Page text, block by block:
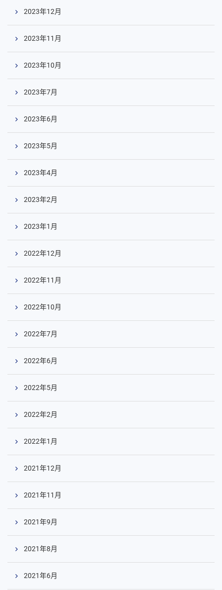
2023年12月
2023年11月
2023年10月
2023年7月
2023年6月
2023年5月
2023年4月
2023年2月
2023年1月
2022年12月
2022年11月
2022年10月
2022年7月
2022年6月
2022年5月
2022年2月
2022年1月
2021年12月
2021年11月
2021年9月
2021年8月
2021年6月